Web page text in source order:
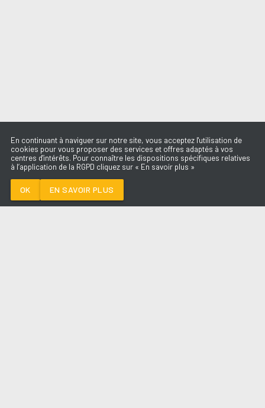
En continuant à naviguer sur notre site, vous acceptez l'utilisation de
cookies pour vous proposer des services et offres adaptés à vos
centres d'intérêts. Pour connaître les dispositions spécifiques relatives
à l’application de la RGPD cliquez sur « En savoir plus »
OK EN SAVOIR PLUS